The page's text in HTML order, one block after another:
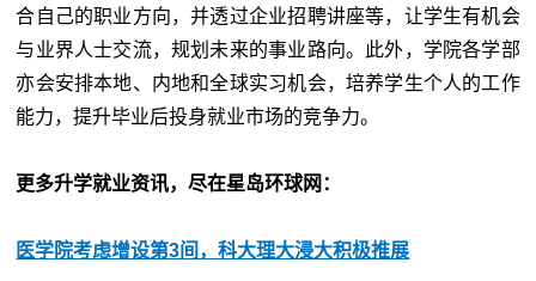
合自己的职业方向，并透过企业招聘讲座等，让学生有机会
与业界人士交流，规划未来的事业路向。此外，学院各学部
亦会安排本地、内地和全球实习机会，培养学生个人的工作
能力，提升毕业后投身就业市场的竞争力。
更多升学就业资讯，尽在星岛环球网：
医学院考虑增设第3间，科大理大浸大积极推展